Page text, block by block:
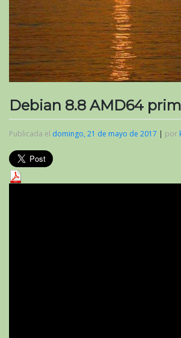
Debian 8.8 AMD64
Publicada el domingo, 21 de mayo de 2017 | por